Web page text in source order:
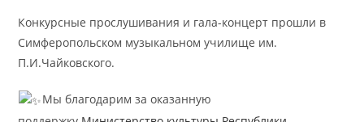
Конкурсные прослушивания и гала-концерт прошли в
Симферопольском музыкальном училище им.
П.И.Чайковского.
Мы благодарим за оказанную